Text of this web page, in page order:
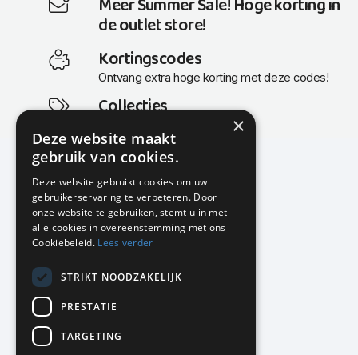
Meer Summer Sale! Hoge korting in
de outlet store!
Kortingscodes
Ontvang extra hoge korting met deze codes!
Collecties
Actuele en populaire collecties
KMP Kantoormeubilair
Airport Business Park
Frankfurtstraat 29-31
1175 RH Lijnden
020-617 01 26
info@kmpkantoormeubilair.nl
Facebook
Instagram
×
Deze website maakt
gebruik van cookies.
Deze website gebruikt cookies om uw
gebruikerservaring te verbeteren. Door
onze website te gebruiken, stemt u in met
alle cookies in overeenstemming met ons
Cookiebeleid. Lees verder
STRIKT NOODZAKELIJK
PRESTATIE
TARGETING